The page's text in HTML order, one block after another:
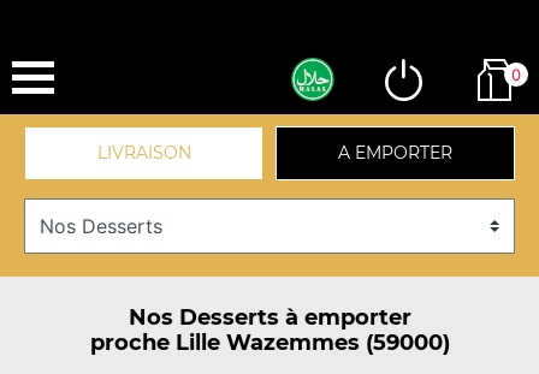
0
LIVRAISON A EMPORTER
Nos Desserts à emporter
proche Lille Wazemmes (59000)